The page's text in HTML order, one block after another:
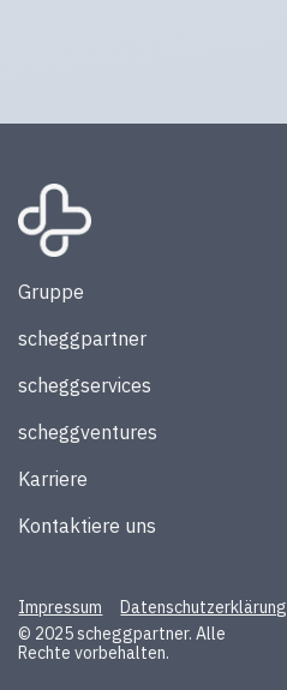
Gruppe
scheggpartner
scheggservices
scheggventures
Karriere
Kontaktiere uns
Impressum
Datenschutzerklärung
© 2025 scheggpartner. Alle
Rechte vorbehalten.